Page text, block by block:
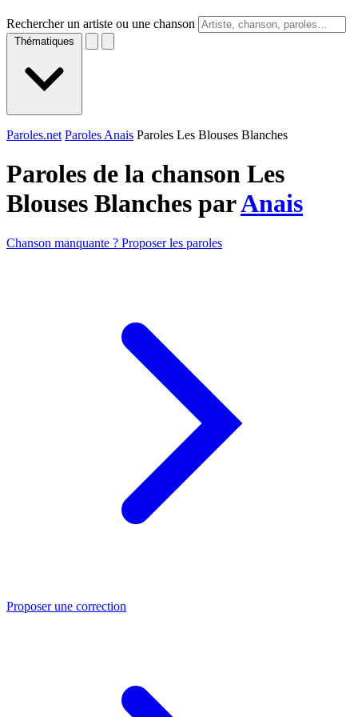
Rechercher un artiste ou une chanson
Thématiques
Paroles.net Paroles Anais Paroles Les Blouses Blanches
Paroles de la chanson Les
Blouses Blanches parAnais
Chanson manquante ? Proposer les paroles
Proposer une correction